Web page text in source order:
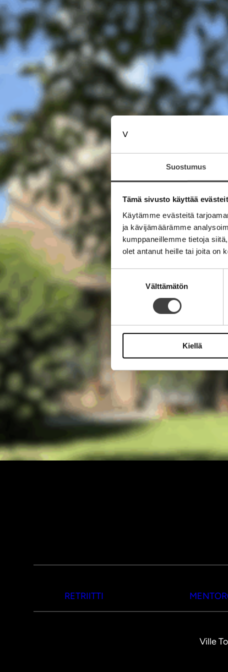
Suostumus
Tämä sivusto käyttää
Käytämme evästeitä
ja kävijämäärämme
kumppaneillemme tietoja
olet antanut heille tai joita on
valinta
Välttämätön
Kiellä
RETRIITTI
Ville